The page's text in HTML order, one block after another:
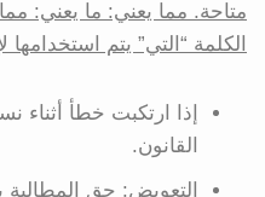
متاحة. مما يعني: ما يعني:
الكلمة “التي” يتم استخدامها
إذا ارتكبت خطأ أثناء
القانون.
التعويض: حق